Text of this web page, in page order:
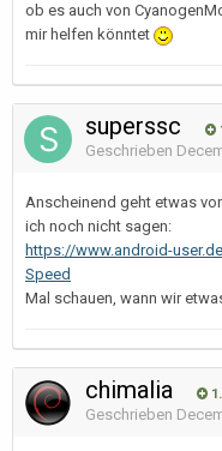
ob es auch von
mir helfen könntet
superssc
Geschrieben
Anscheinend geht etwas
ich noch nicht sagen:
https://www.android-
Speed
Mal schauen, wann wir
chimalia
Geschrieben